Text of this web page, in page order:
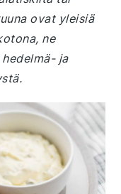
ovat yleisiä
ne
ja